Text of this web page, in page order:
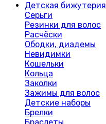
Детская бижутерия
Серьги
Резинки для волос
Расчёски
Ободки, диадемы
Невидимки
Кошельки
Кольца
Заколки
Зажимы для волос
Детские наборы
Брелки